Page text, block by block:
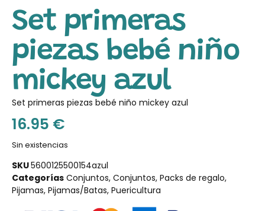
Set primeras
piezas bebé niño
mickey azul
Set primeras piezas bebé niño mickey azul
16.95 €
Sin existencias
SKU5600125500154azul
Categorías Conjuntos, Conjuntos, Packs de regalo,
Pijamas, Pijamas/Batas, Puericultura